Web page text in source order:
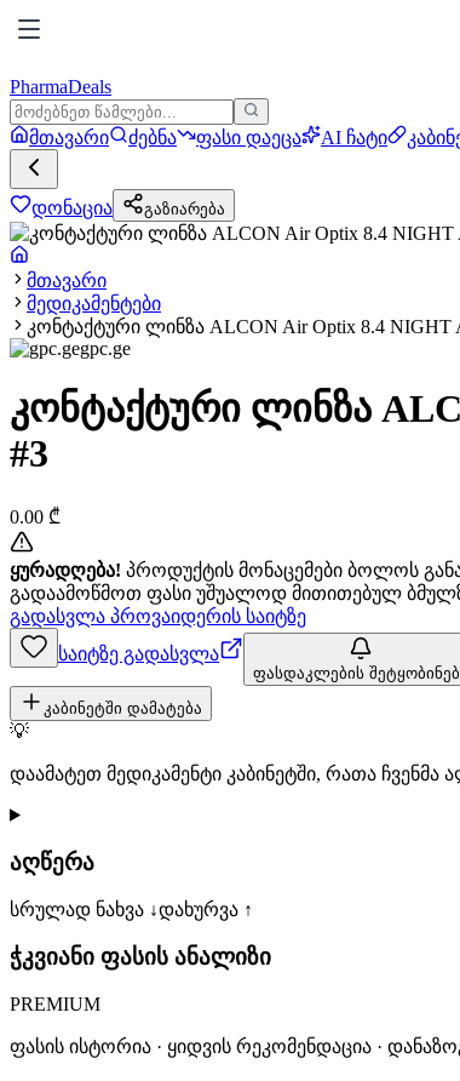
PharmaDeals
მთავარი ძებნა ფასი დაეცა AI ჩატი
დონაცია გაზიარება
მთავარი
მედიკამენტები
კონტაქტური ლინზა ALCON Air Optix 8.4
gpc.ge
კონტაქტური ლინზა
#3
0.00 ₾
ყურადღება! პროდუქტის მონაცემები ბოლოს
გადაამოწმოთ ფასი უშუალოდ მითითებულ
გადასვლა პროვაიდერის საიტზე
საიტზე გადასვლა
ფასდაკლების
კაბინეტში დამატება
💡
დაამატეთ მედიკამენტი კაბინეტში, რათა
აღწერა
სრულად ნახვა ↓დახურვა ↑
ჭკვიანი ფასის ანალიზი
PREMIUM
ფასის ისტორია · ყიდვის რეკომენდაცია ·